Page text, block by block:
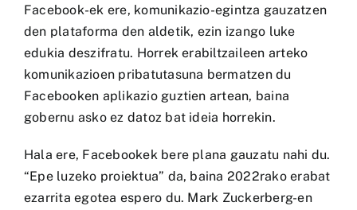
Facebook-ek ere, komunikazio-egintza gauzatzen
den plataforma den aldetik, ezin izango luke
edukia deszifratu. Horrek erabiltzaileen arteko
komunikazioen pribatutasuna bermatzen du
Facebooken aplikazio guztien artean, baina
gobernu asko ez datoz bat ideia horrekin.
Hala ere, Facebookek bere plana gauzatu nahi du.
“Epe luzeko proiektua” da, baina 2022rako erabat
ezarrita egotea espero du. Mark Zuckerberg-en